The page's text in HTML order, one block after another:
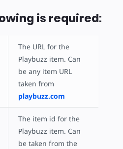
is required:
The URL for the
Playbuzz item. Can
be any item URL
taken from
playbuzz.com
The item id for the
Playbuzz item. Can
be taken from the